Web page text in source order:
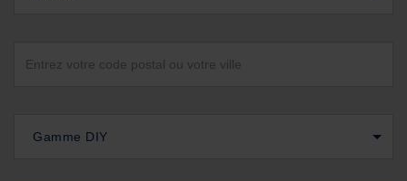
Gamme DIY